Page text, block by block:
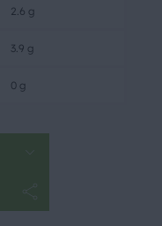
2.6 g
3.9 g
0 g